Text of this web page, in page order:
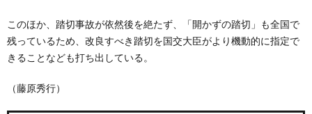
このほか、踏切事故が依然後を絶たず、「開かずの踏切」も全国で
残っているため、改良すべき踏切を国交大臣がより機動的に指定で
きることなども打ち出している。
（藤原秀行）